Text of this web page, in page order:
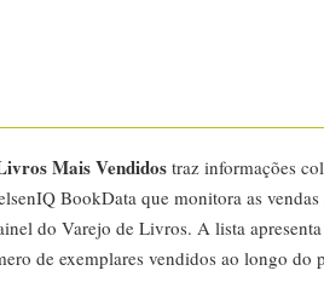
Mais Vendidos traz informações
BookData que monitora as
do Varejo de Livros. A lista
de exemplares vendidos ao longo do